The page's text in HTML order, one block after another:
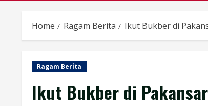
Home Ragam Berita Ikut Bukber di
Ragam Berita
Ikut Bukber di